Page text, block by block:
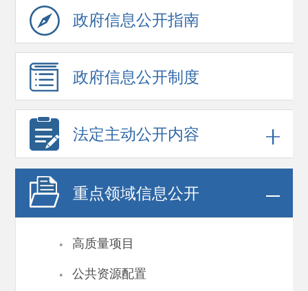
政府信息公开指南
政府信息公开制度
法定主动公开内容
重点领域信息公开
· 高质量项目
· 公共资源配置